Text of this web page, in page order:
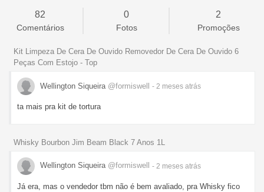
82
Comentários
0
Fotos
2
Promoções
Kit Limpeza De Cera De Ouvido Removedor De Cera De Ouvido 6
Peças Com Estojo - Top
Wellington Siqueira @formiswell - 2 meses atrás
ta mais pra kit de tortura
Whisky Bourbon Jim Beam Black 7 Anos 1L
Wellington Siqueira @formiswell - 2 meses atrás
Já era, mas o vendedor tbm não é bem avaliado, pra Whisky fico